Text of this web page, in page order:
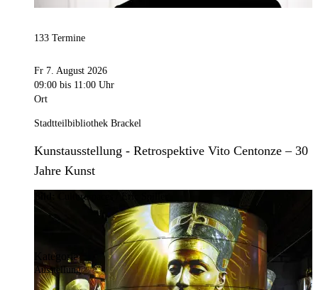
133 Termine
Fr 7. August 2026
09:00 bis 11:00 Uhr
Ort
Stadtteilbibliothek Brackel
Kunstausstellung - Retrospektive Vito Centonze – 30
Jahre Kunst
Culturespaces / Eric Spiller
Kategorie
Ausstellung